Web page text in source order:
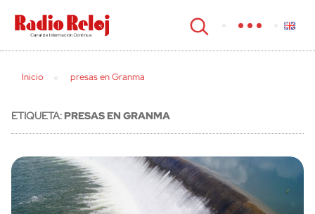
cerrar
Inicio presas en Granma
ETIQUETA:PRESAS EN GRANMA